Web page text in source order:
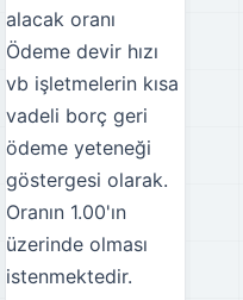
alacak oranı
Ödeme devir hızı
vb işletmelerin kısa
vadeli borç geri
ödeme yeteneği
göstergesi olarak.
Oranın 1.00'ın
üzerinde olması
istenmektedir.